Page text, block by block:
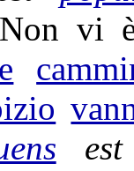
Non vi